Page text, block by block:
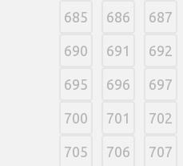
685 686 687
690 691 692
695 696 697
700 701 702
705 706 707